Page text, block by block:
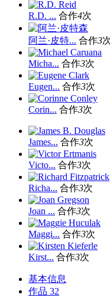
R.D. ... 合作4次
阿兰·皮特... 合作3
Micha... 合作3次
Eugen... 合作3次
Corin... 合作3次
James... 合作3次
Victo... 合作3次
Richa... 合作3次
Joan ... 合作3次
Maggi... 合作3次
Kirst... 合作3次
基本信息
作品 32